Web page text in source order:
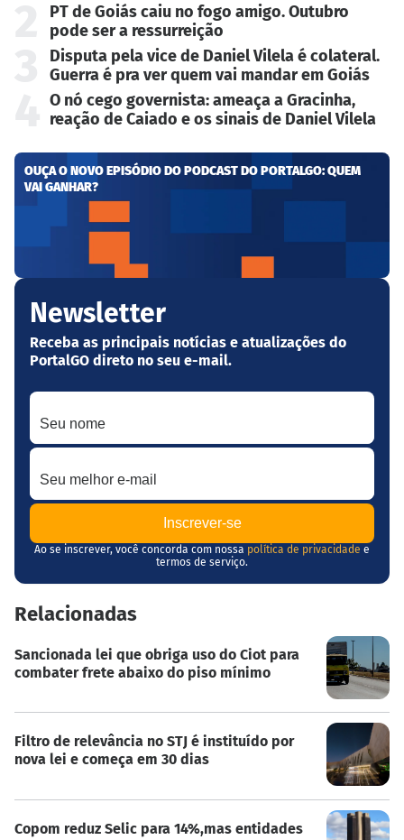
PT de Goiás caiu no fogo amigo. Outubro
pode ser a ressurreição
Disputa pela vice de Daniel Vilela é colateral.
Guerra é pra ver quem vai mandar em Goiás
O nó cego governista: ameaça a Gracinha,
reação de Caiado e os sinais de Daniel Vilela
OUÇA O NOVO EPISÓDIO DO PODCAST DO PORTALGO: QUEM
VAI GANHAR?
Newsletter
Receba as principais notícias e atualizações do
PortalGO direto no seu e-mail.
Seu nome
Seu melhor e-mail
Ao se inscrever, você concorda com nossa política de privacidade e
termos de serviço.
Relacionadas
Sancionada lei que obriga uso do Ciot para
combater frete abaixo do piso mínimo
Filtro de relevância no STJ é instituído por
nova lei e começa em 30 dias
Copom reduz Selic para 14%,mas entidades